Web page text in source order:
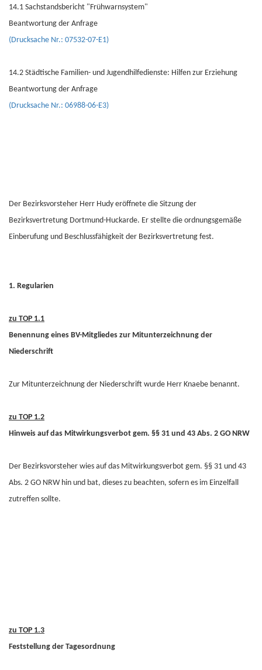
14.1 Sachstandsbericht "Frühwarnsystem"
Beantwortung der Anfrage
(Drucksache Nr.: 07532-07-E1)
14.2 Städtische Familien- und Jugendhilfedienste: Hilfen zur Erziehung
Beantwortung der Anfrage
(Drucksache Nr.: 06988-06-E3)
Der Bezirksvorsteher Herr Hudy eröffnete die Sitzung der
Bezirksvertretung Dortmund-Huckarde. Er stellte die ordnungsgemäße
Einberufung und Beschlussfähigkeit der Bezirksvertretung fest.
1. Regularien
zu TOP 1.1
Benennung eines BV-Mitgliedes zur Mitunterzeichnung der
Niederschrift
Zur Mitunterzeichnung der Niederschrift wurde Herr Knaebe benannt.
zu TOP 1.2
Hinweis auf das Mitwirkungsverbot gem. §§ 31 und 43 Abs. 2 GO NRW
Der Bezirksvorsteher wies auf das Mitwirkungsverbot gem. §§ 31 und 43
Abs. 2 GO NRW hin und bat, dieses zu beachten, sofern es im Einzelfall
zutreffen sollte.
zu TOP 1.3
Feststellung der Tagesordnung